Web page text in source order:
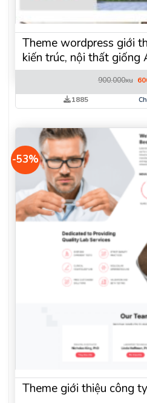
Theme wordpress giới
kiến trúc, nội thất giống
900.000xu
là:
1885
-53%
Theme giới thiệu công